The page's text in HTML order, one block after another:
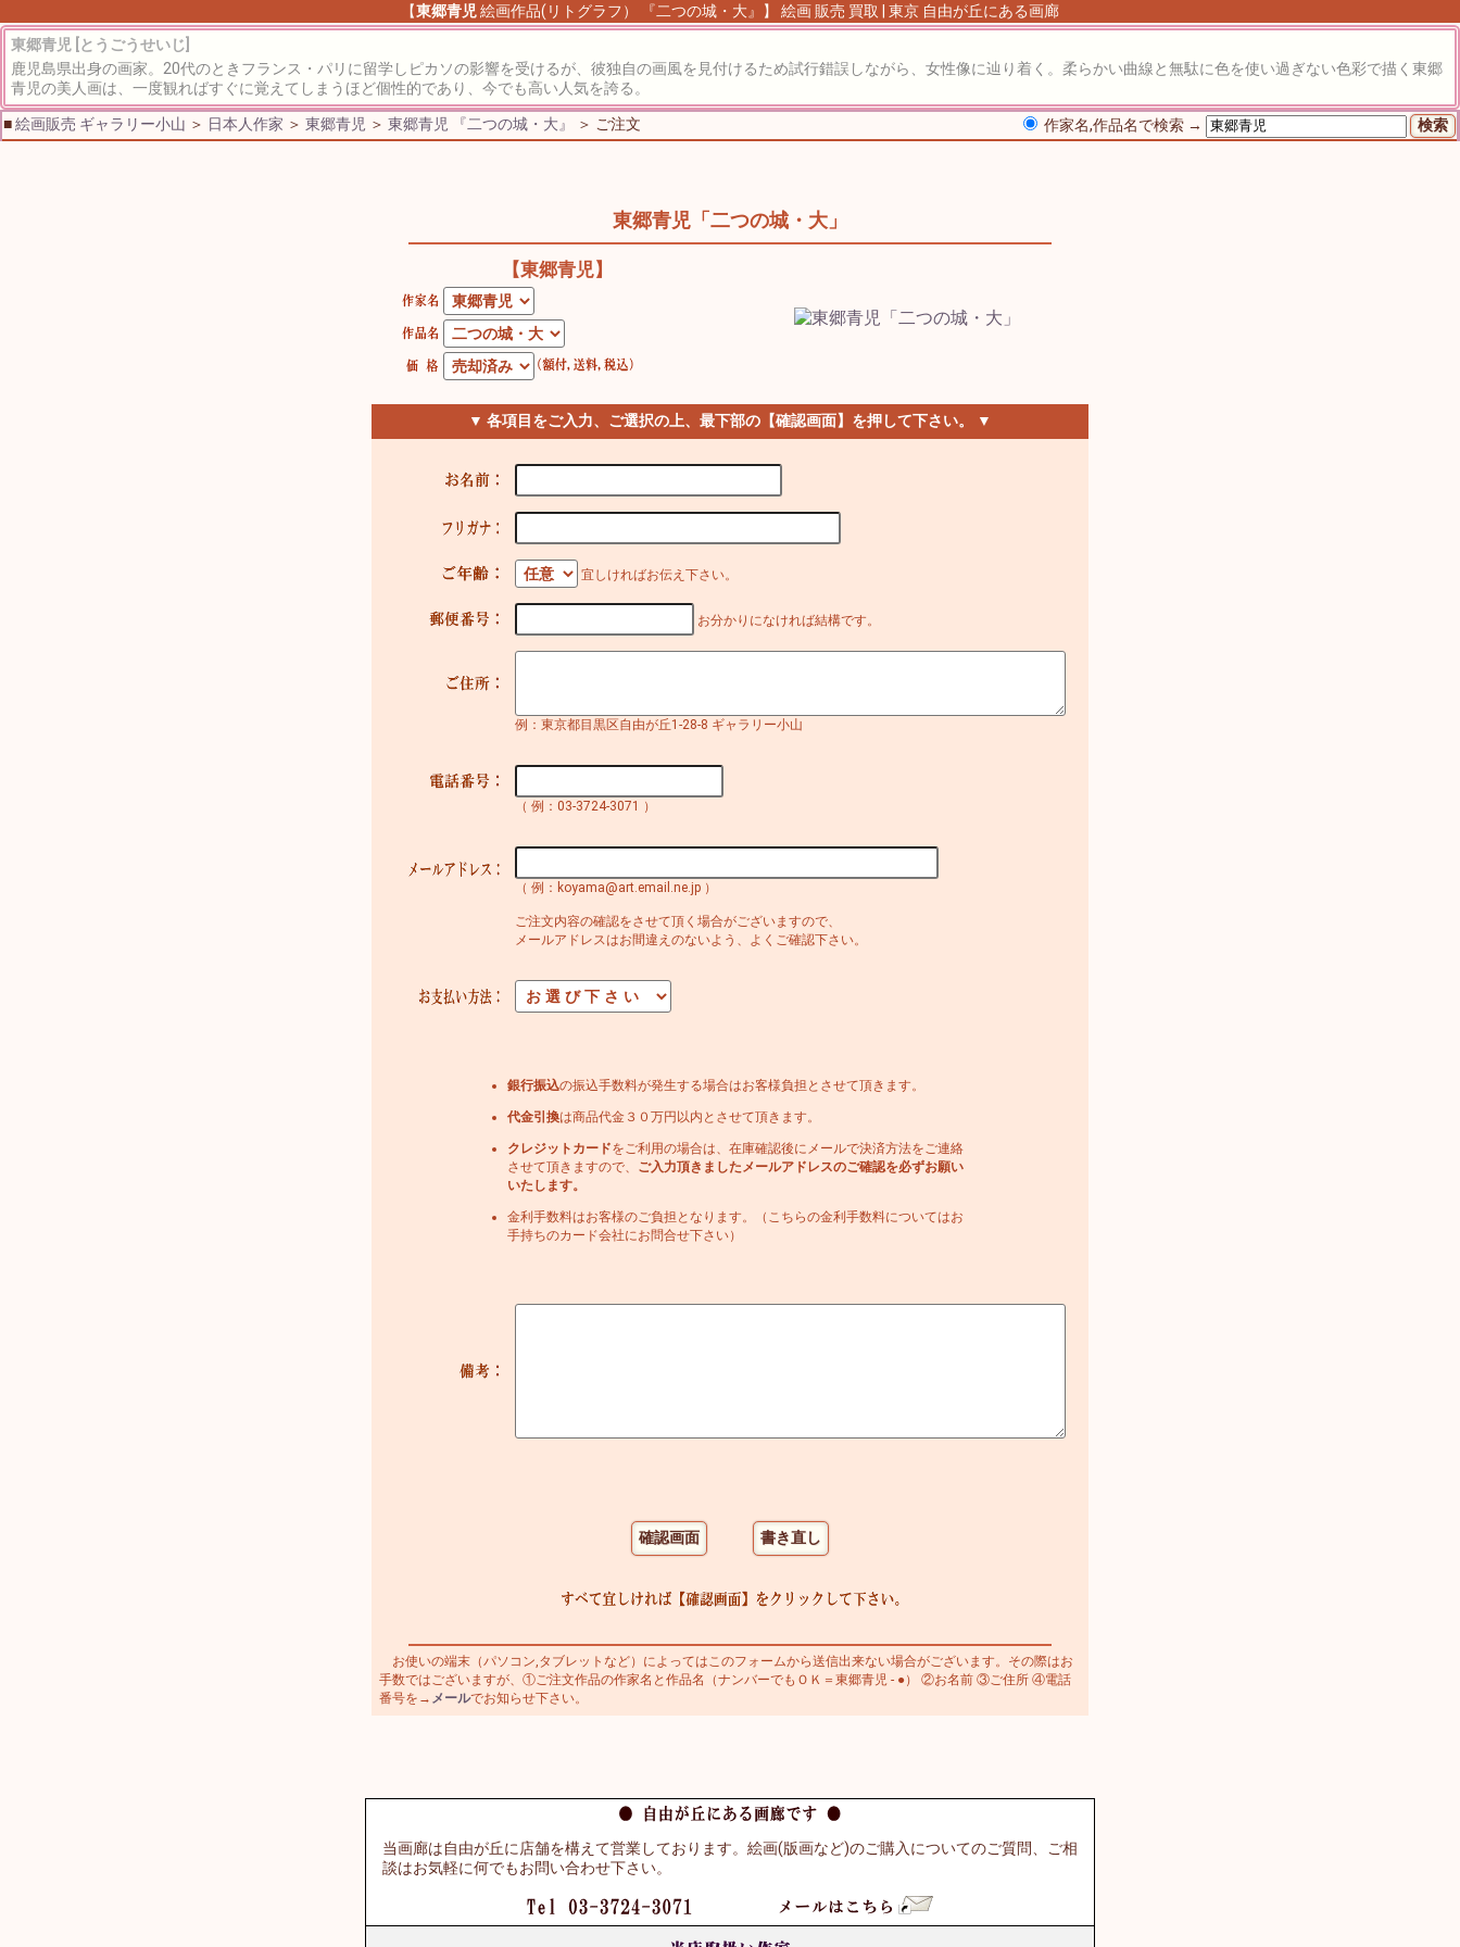
【東郷青児絵画作品(リトグラフ） 『二つの城・大』】 絵画 販売 買取 | 東京 自由が丘にある画廊
東郷青児 [とうごうせいじ]
鹿児島県出身の画家。20代のときフランス・パリに留学しピカソの影響を受けるが、彼独自の画風を見付けるため試行錯誤しながら、女性像に辿り着く。柔らかい曲線と無駄に色を使い過ぎない色彩で描く東郷
青児の美人画は、一度観ればすぐに覚えてしまうほど個性的であり、今でも高い人気を誇る。
■絵画販売 ギャラリー小山 ＞ 日本人作家 ＞ 東郷青児 ＞ 東郷青児 『二つの城・大』 ＞ ご注文 作家名,作品名で検索 →
東郷青児「二つの城・大」
【東郷青児】
▼ 各項目をご入力、ご選択の上、最下部の【確認画面】を押して下さい。 ▼
宜しければお伝え下さい。
お分かりになければ結構です。
例：東京都目黒区自由が丘1-28-8 ギャラリー小山
（ 例：03-3724-3071 ）
（ 例：koyama@art.email.ne.jp ）
ご注文内容の確認をさせて頂く場合がございますので、
メールアドレスはお間違えのないよう、よくご確認下さい。
銀行振込の振込手数料が発生する場合はお客様負担とさせて頂きます。
代金引換は商品代金３０万円以内とさせて頂きます。
クレジットカードをご利用の場合は、在庫確認後にメールで決済方法をご連絡
させて頂きますので、 ご入力頂きましたメールアドレスのご確認を必ずお願い
いたします。
金利手数料はお客様のご負担となります。（こちらの金利手数料についてはお
手持ちのカード会社にお問合せ下さい）
お使いの端末（パソコン,タブレットなど）によってはこのフォームから送信出来ない場合がございます。その際はお
手数ではございますが、①ご注文作品の作家名と作品名（ナンバーでもＯＫ＝東郷青児 - ●） ②お名前 ③ご住所 ④電話
番号を→ メールでお知らせ下さい。
当画廊は自由が丘に店舗を構えて営業しております。絵画(版画など)のご購入についてのご質問、ご相
談はお気軽に何でもお問い合わせ下さい。